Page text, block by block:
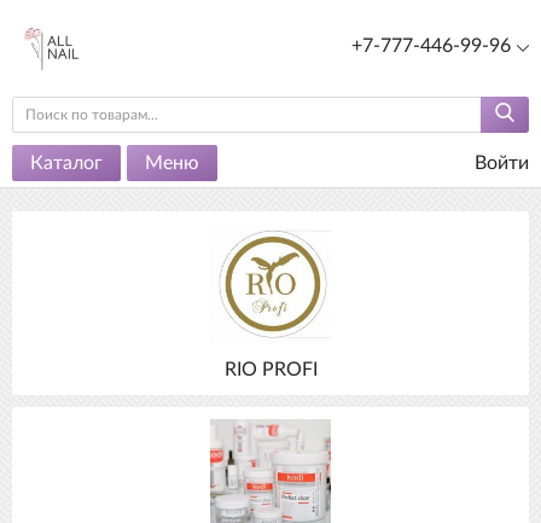
+7-777-446-99-96
Каталог Меню Войти
RIO PROFI